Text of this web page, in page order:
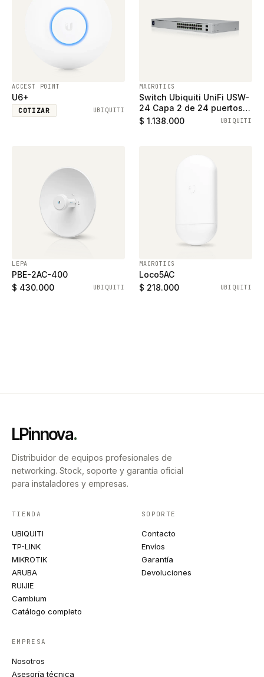
ACCEST POINT
U6+
COTIZAR UBIQUITI
MACROTICS
Switch Ubiquiti UniFi USW-
24 Capa 2 de 24 puertos
ethernet gigabit y 2
$ 1.138.000 UBIQUITI
LEPA
PBE-2AC-400
$ 430.000
UBIQUITI
MACROTICS
Loco5AC
$ 218.000
UBIQUITI
LPinnova.
Distribuidor de equipos profesionales de
networking. Stock, soporte y garantía oficial
para instaladores y empresas.
TIENDA
UBIQUITI
TP-LINK
MIKROTIK
ARUBA
RUIJIE
Cambium
Catálogo completo
SOPORTE
Contacto
Envíos
Garantía
Devoluciones
EMPRESA
Nosotros
Asesoría técnica